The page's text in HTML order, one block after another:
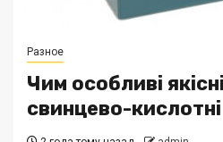
Разное
Чим особливі
свинцево-кислотні